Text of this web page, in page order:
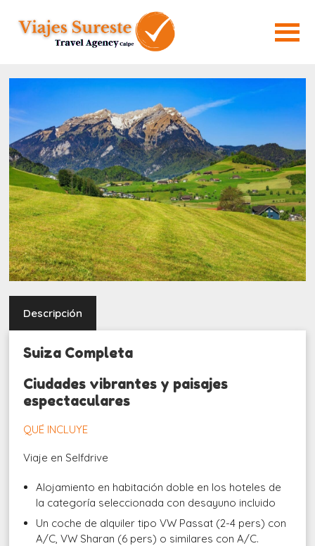
Descripción
Suiza Completa
Ciudades vibrantes y paisajes
espectaculares
QUÉ INCLUYE
Viaje en Selfdrive
Alojamiento en habitación doble en los hoteles de
la categoría seleccionada con desayuno incluido
Un coche de alquiler tipo VW Passat (2-4 pers) con
A/C, VW Sharan (6 pers) o similares con A/C.